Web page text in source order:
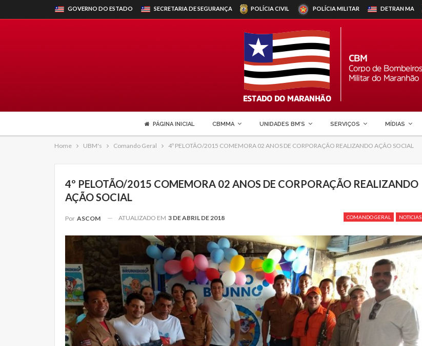
GOVERNO DO ESTADO SECRETARIA DE SEGURANÇA POLÍCIA CIVIL POLÍCIA MILITAR DETRANMA
PÁGINA INICIAL CBMMA UNIDADES BM’S SERVIÇOS MÍDIAS
Home UBM's Comando Geral 4º PELOTÃO/2015 COMEMORA 02 ANOS DE CORPORAÇÃO REALIZANDO AÇÃO SOCIAL
4º PELOTÃO/2015 COMEMORA 02 ANOS DE CORPORAÇÃO REALIZANDO
AÇÃO SOCIAL
COMANDO GERAL NOTICIAS
Por ASCOM ATUALIZADO EM 3 DE ABRIL DE 2018